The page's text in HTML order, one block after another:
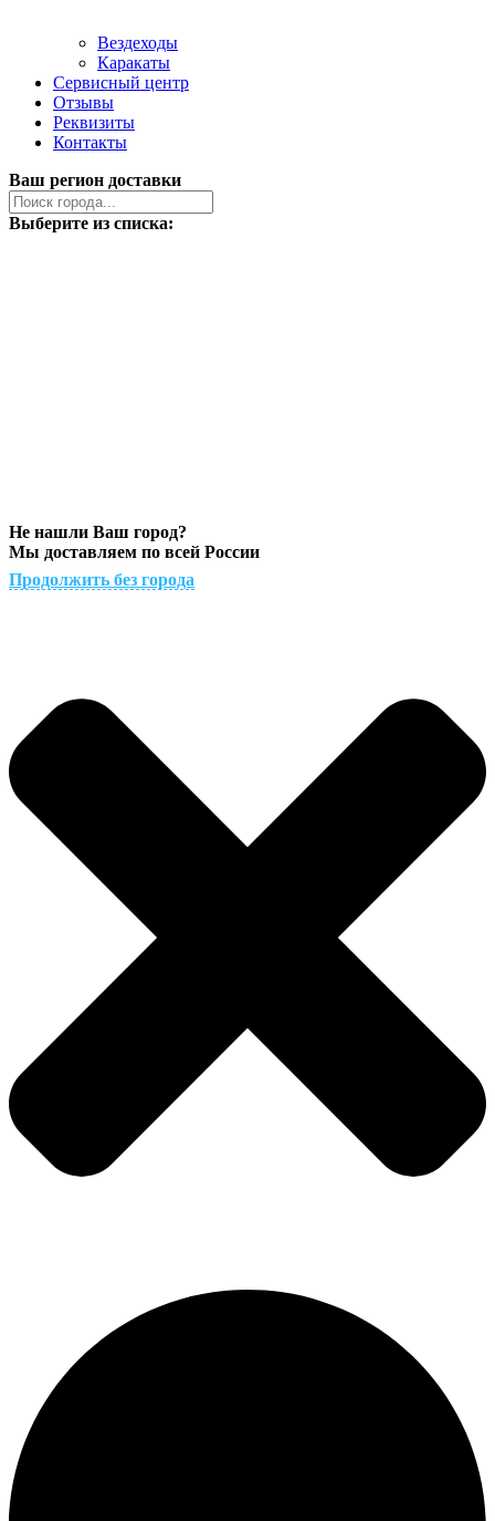
Вездеходы
Каракаты
Сервисный центр
Отзывы
Реквизиты
Контакты
Ваш регион доставки
Выберите из списка:
Не нашли Ваш город?
Мы доставляем по всей России
Продолжить без города